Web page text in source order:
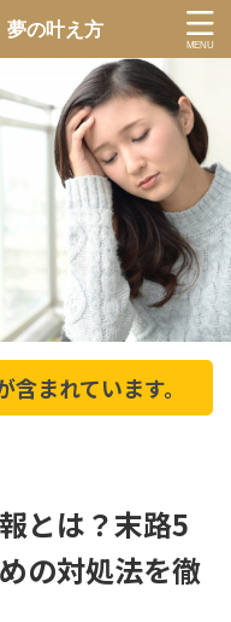
夢の叶え方
まれています。
とは？末路5
の対処法を徹